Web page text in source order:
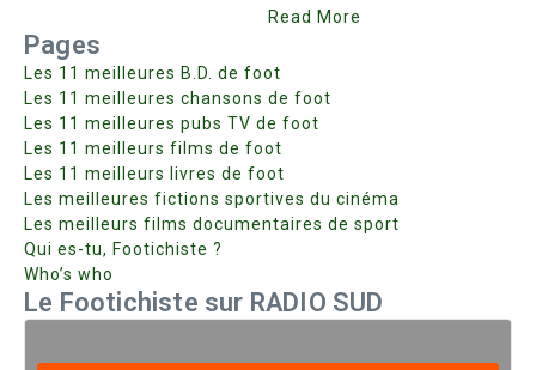
Read More
Pages
Les 11 meilleures B.D. de foot
Les 11 meilleures chansons de foot
Les 11 meilleures pubs TV de foot
Les 11 meilleurs films de foot
Les 11 meilleurs livres de foot
Les meilleures fictions sportives du cinéma
Les meilleurs films documentaires de sport
Qui es-tu, Footichiste ?
Who’s who
Le Footichiste sur RADIO SUD